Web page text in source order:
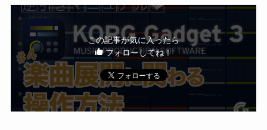
この記事が気に入ったら
フォローしてね！